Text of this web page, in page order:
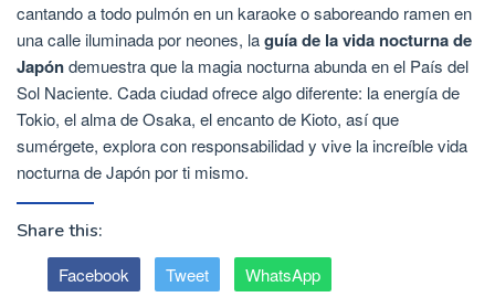
cantando a todo pulmón en un karaoke o saboreando ramen en
una calle iluminada por neones, laguía de la vida nocturna de
Japóndemuestra que la magia nocturna abunda en el País del
Sol Naciente. Cada ciudad ofrece algo diferente: la energía de
Tokio, el alma de Osaka, el encanto de Kioto, así que
sumérgete, explora con responsabilidad y vive la increíble vida
nocturna de Japón por ti mismo.
Share this:
Facebook Tweet WhatsApp